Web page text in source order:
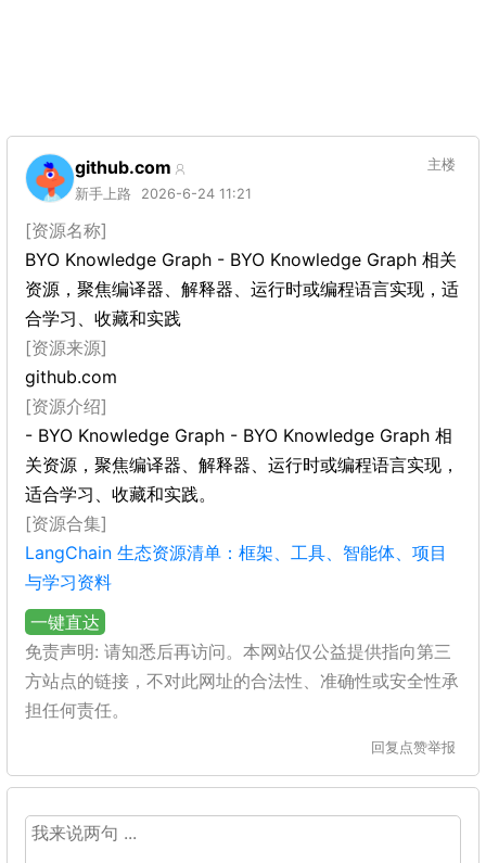
github.com
新手上路 2026-6-24 11:21
主楼
[资源名称]
BYO Knowledge Graph - BYO Knowledge Graph 相关
资源，聚焦编译器、解释器、运行时或编程语言实现，适
合学习、收藏和实践
[资源来源]
github.com
[资源介绍]
- BYO Knowledge Graph - BYO Knowledge Graph 相
关资源，聚焦编译器、解释器、运行时或编程语言实现，
适合学习、收藏和实践。
[资源合集]
LangChain 生态资源清单：框架、工具、智能体、项目
与学习资料
一键直达
免责声明: 请知悉后再访问。本网站仅公益提供指向第三
方站点的链接，不对此网址的合法性、准确性或安全性承
担任何责任。
回复 点赞举报